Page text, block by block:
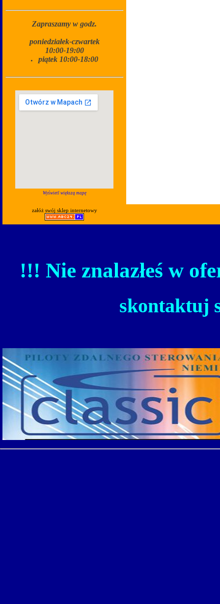
Zapraszamy w godz.
poniedziałek-czwartek
10:00-19:00
piątek 10:00-18:00
Wyświetl większą mapę
załóż swój sklep internetowy
!!! Nie znalazłeś w
skontaktuj